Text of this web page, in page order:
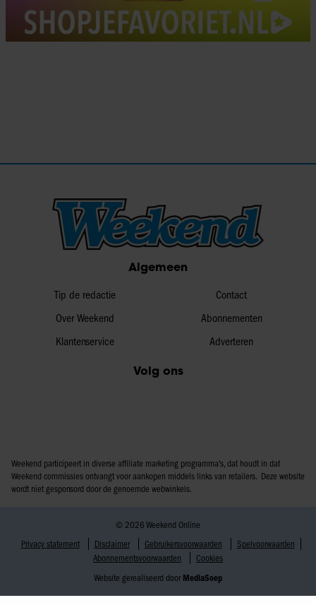
Algemeen
Tip de redactie
Over Weekend
Klantenservice
Contact
Abonnementen
Adverteren
Volg ons
Weekend participeert in diverse affiliate marketing programma’s, dat houdt in dat
Weekend commissies ontvangt voor aankopen middels links van retailers. Deze website
wordt niet gesponsord door de genoemde webwinkels.
© 2026 Weekend Online
Privacy statement
Disclaimer Gebruikersvoorwaarden
Spelvoorwaarden
Abonnementsvoorwaarden
Cookies
Website gerealiseerd door MediaSoep